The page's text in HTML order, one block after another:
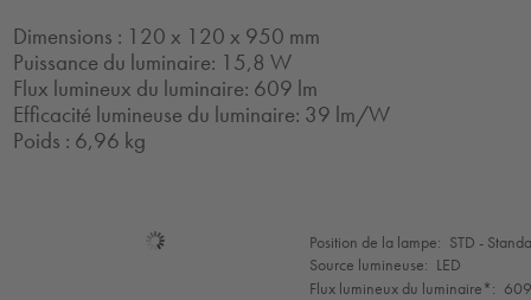
Dimensions : 120 x 120 x 950 mm
Puissance du luminaire: 15,8 W
Flux lumineux du luminaire: 609 lm
Efficacité lumineuse du luminaire: 39 lm/W
Poids : 6,96 kg
Sélection
de
mode
Position de la lampe: STD -
Source lumineuse: LED
Flux lumineux du luminaire*: